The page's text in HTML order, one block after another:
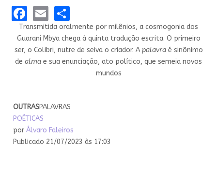
Facebook
EmailShare
Transmitida oralmente por milênios, a cosmogonia dos
Guarani Mbya chega à quinta tradução escrita. O primeiro
ser, o Colibri, nutre de seiva o criador. A palavraé sinônimo
de alma e sua enunciação, ato político, que semeia novos
mundos
OUTRASPALAVRAS
POÉTICAS
por Álvaro Faleiros
Publicado 21/07/2023 às 17:03